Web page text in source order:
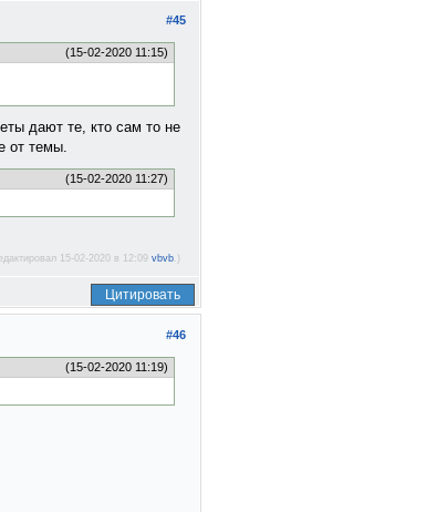
#45
(15-02-2020 11:15)
дают те, кто сам то не
от темы.
(15-02-2020 11:27)
15-02-2020 в 12:09 vbvb.)
Цитировать
#46
(15-02-2020 11:19)